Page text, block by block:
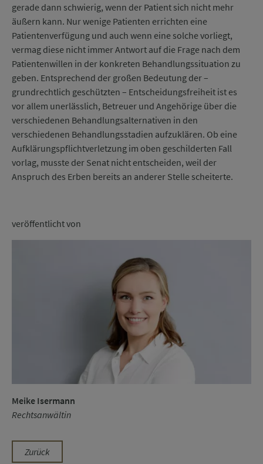
gerade dann schwierig, wenn der Patient sich nicht mehr
äußern kann. Nur wenige Patienten errichten eine
Patientenverfügung und auch wenn eine solche vorliegt,
vermag diese nicht immer Antwort auf die Frage nach dem
Patientenwillen in der konkreten Behandlungssituation zu
geben. Entsprechend der großen Bedeutung der –
grundrechtlich geschützten – Entscheidungsfreiheit ist es
vor allem unerlässlich, Betreuer und Angehörige über die
verschiedenen Behandlungsalternativen in den
verschiedenen Behandlungsstadien aufzuklären. Ob eine
Aufklärungspflichtverletzung im oben geschilderten Fall
vorlag, musste der Senat nicht entscheiden, weil der
Anspruch des Erben bereits an anderer Stelle scheiterte.
veröffentlicht von
Meike Isermann
Rechtsanwältin
Zurück